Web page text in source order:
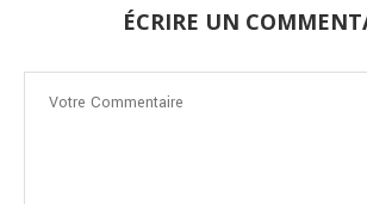
ÉCRIRE UN